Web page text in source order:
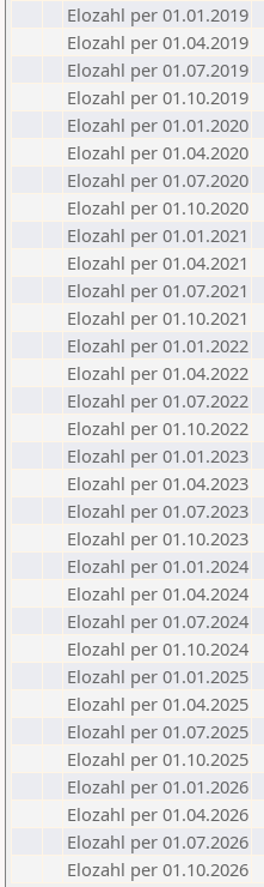
Elozahl per 01.01.2019
Elozahl per 01.04.2019
Elozahl per 01.07.2019
Elozahl per 01.10.2019
Elozahl per 01.01.2020
Elozahl per 01.04.2020
Elozahl per 01.07.2020
Elozahl per 01.10.2020
Elozahl per 01.01.2021
Elozahl per 01.04.2021
Elozahl per 01.07.2021
Elozahl per 01.10.2021
Elozahl per 01.01.2022
Elozahl per 01.04.2022
Elozahl per 01.07.2022
Elozahl per 01.10.2022
Elozahl per 01.01.2023
Elozahl per 01.04.2023
Elozahl per 01.07.2023
Elozahl per 01.10.2023
Elozahl per 01.01.2024
Elozahl per 01.04.2024
Elozahl per 01.07.2024
Elozahl per 01.10.2024
Elozahl per 01.01.2025
Elozahl per 01.04.2025
Elozahl per 01.07.2025
Elozahl per 01.10.2025
Elozahl per 01.01.2026
Elozahl per 01.04.2026
Elozahl per 01.07.2026
Elozahl per 01.10.2026